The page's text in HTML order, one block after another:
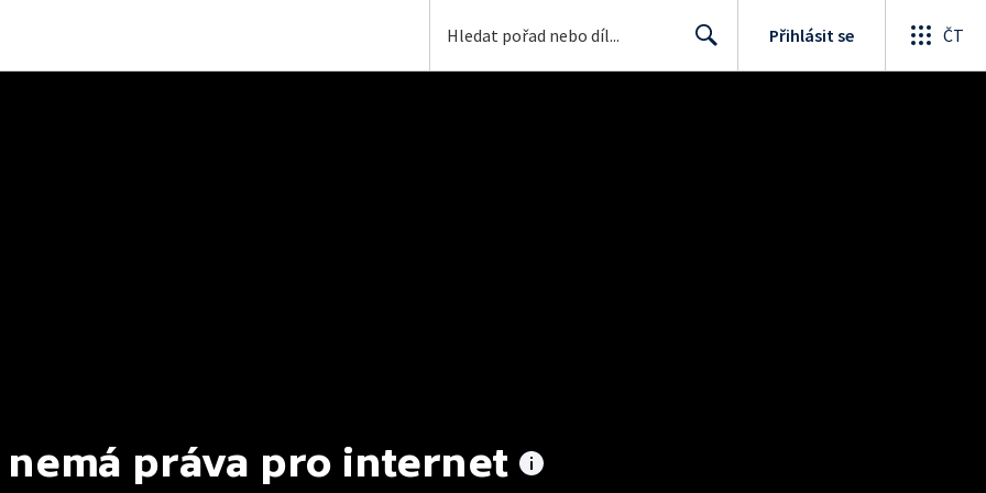
Přihlásit se ČT
nemá práva pro internet